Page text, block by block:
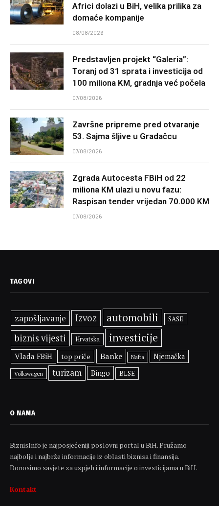
Africi dolazi u BiH, velika prilika za
domaće kompanije
08/08/2026
Predstavljen projekt “Galeria”:
Toranj od 31 sprata i investicija od
100 miliona KM, gradnja već počela
07/08/2026
Završne pripreme pred otvaranje
53. Sajma šljive u Gradačcu
07/08/2026
Zgrada Autocesta FBiH od 22
miliona KM ulazi u novu fazu:
Raspisan tender vrijedan 70.000 KM
07/08/2026
TAGOVI
zapošljavanje Izvoz automobili SASE
biznis vijesti Hrvatska investicije
Vlada FBiH top priče Banke Nafta Njemačka
Volkswagen turizam Bingo BLSE
O NAMA
BiznisInfo je najposjećeniji poslovni portal u BiH. Pružamo
najbolje i najbrže informacije iz oblasti biznisa i finansija.
Donosimo savjete za uspjeh i informacije o investicijama u BiH.
Kontakt